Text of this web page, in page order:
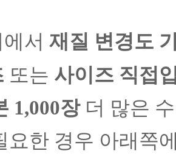
서 재질 변경도
또는 사이즈 직접
1,000장더 많은
요한 경우 아래쪽